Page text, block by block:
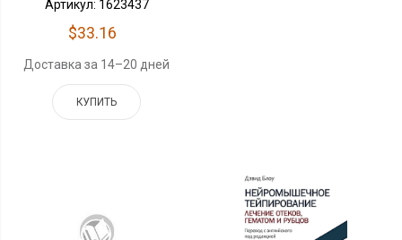
Артикул: 1623437
$33.16
Доставка за 14–20 дней
КУПИТЬ